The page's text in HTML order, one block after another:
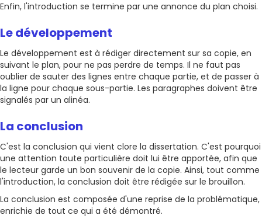
Enfin, l'introduction se termine par une annonce du plan choisi.
Le développement
Le développement est à rédiger directement sur sa copie, en
suivant le plan, pour ne pas perdre de temps. Il ne faut pas
oublier de sauter des lignes entre chaque partie, et de passer à
la ligne pour chaque sous-partie. Les paragraphes doivent être
signalés par un alinéa.
La conclusion
C'est la conclusion qui vient clore la dissertation. C'est pourquoi
une attention toute particulière doit lui être apportée, afin que
le lecteur garde un bon souvenir de la copie. Ainsi, tout comme
l'introduction, la conclusion doit être rédigée sur le brouillon.
La conclusion est composée d'une reprise de la problématique,
enrichie de tout ce qui a été démontré.